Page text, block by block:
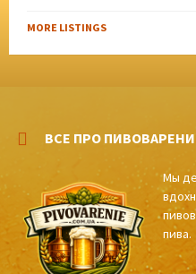
MORE LISTINGS
ВСЕ ПРО
Мы
пива.